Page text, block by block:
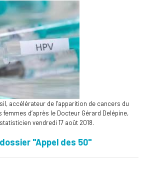
accélérateur de l’apparition de cancers du
d’après le Docteur Gérard Delépine,
vendredi 17 août 2018.
"Appel des 50"